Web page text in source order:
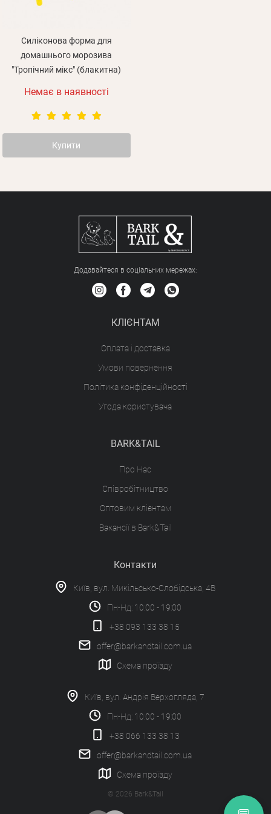
Силіконова форма для
домашнього морозива
"Тропічний мікс" (блакитна)
Немає в наявності
Купити
Додавайтеся в соціальних мережах:
КЛІЄНТАМ
Оплата і доставка
Умови повернення
Політика конфіденційності
Угода користувача
BARK&TAIL
Про Нас
Співробітництво
Оптовим клієнтам
Вакансії в Bark&Tail
Контакти
Київ, вул. Микільсько-Слобідська, 4В
Пн-Нд: 10:00 - 19:00
+38 093 133 38 15
offer@barkandtail.com.ua
Схема проїзду
Київ, вул. Андрія Верхогляда, 7
Пн-Нд: 10:00 - 19:00
+38 066 133 38 13
offer@barkandtail.com.ua
Схема проїзду
© 2026 Bark&Tail